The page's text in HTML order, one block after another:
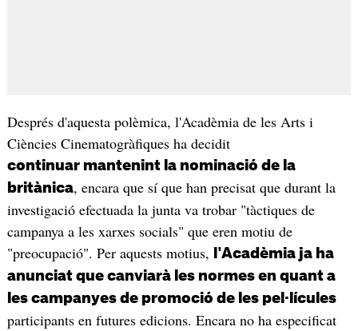
Després d'aquesta polèmica, l'Acadèmia de les Arts i
Ciències Cinematogràfiques ha decidit
continuar mantenint la nominació de la
britànica, encara que sí que han precisat que durant la
investigació efectuada la junta va trobar "tàctiques de
campanya a les xarxes socials" que eren motiu de
"preocupació". Per aquests motius,
l'Acadèmia ja ha
anunciat que canviarà les normes en quant a
les campanyes de promoció de les pel·lícules
participants en futures edicions. Encara no ha especificat